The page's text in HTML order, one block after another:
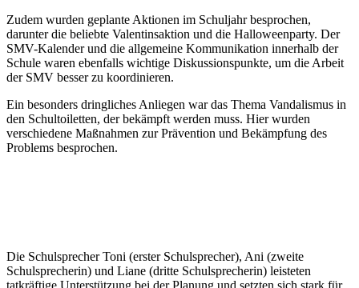
Zudem wurden geplante Aktionen im Schuljahr besprochen,
darunter die beliebte Valentinsaktion und die Halloweenparty. Der
SMV-Kalender und die allgemeine Kommunikation innerhalb der
Schule waren ebenfalls wichtige Diskussionspunkte, um die Arbeit
der SMV besser zu koordinieren.
Ein besonders dringliches Anliegen war das Thema Vandalismus in
den Schultoiletten, der bekämpft werden muss. Hier wurden
verschiedene Maßnahmen zur Prävention und Bekämpfung des
Problems besprochen.
Die Schulsprecher Toni (erster Schulsprecher), Ani (zweite
Schulsprecherin) und Liane (dritte Schulsprecherin) leisteten
tatkräftige Unterstützung bei der Planung und setzten sich stark für